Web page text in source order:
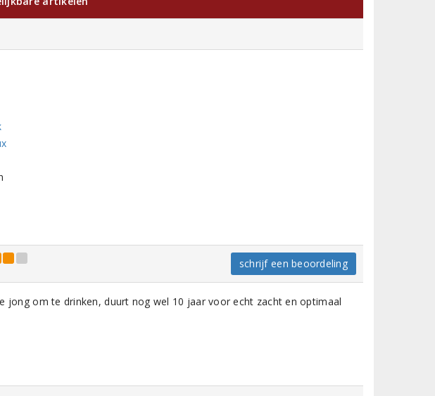
schrijf een beoordeling
jong om te drinken, duurt nog wel 10 jaar voor echt zacht en optimaal